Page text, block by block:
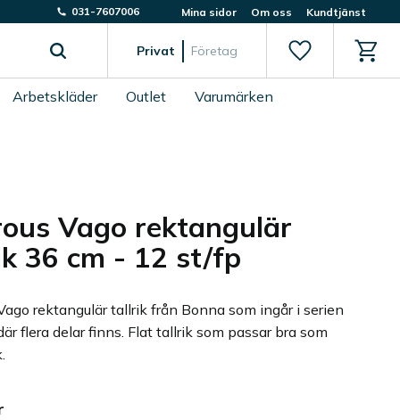
031-7607006 Mina sidor Om oss Kundtjänst
Privat Företag Favoriter
Arbetskläder Outlet Varumärken
Vago rektangulär
36 cm - 12 st/fp
rektangulär tallrik från Bonna som ingår i serien
flera delar finns. Flat tallrik som passar bra som